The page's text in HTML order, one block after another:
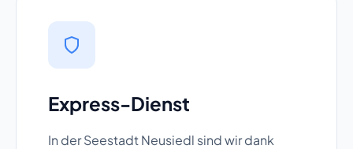
Express-Dienst
In der Seestadt Neusiedl sind wir dank